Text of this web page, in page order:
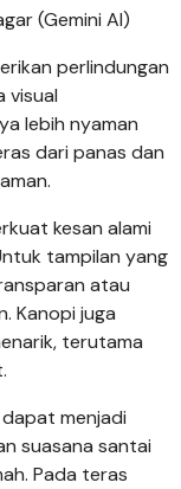
(Gemini AI)
perlindungan
visual
lebih nyaman
dari panas dan
kesan alami
tampilan yang
atau
Kanopi juga
terutama
menjadi
suasana santai
Pada teras